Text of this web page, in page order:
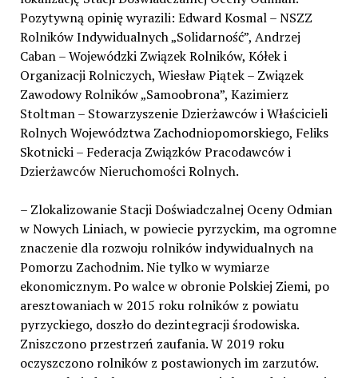
Pozytywną opinię wyrazili: Edward Kosmal – NSZZ
Rolników Indywidualnych „Solidarność”, Andrzej
Caban – Wojewódzki Związek Rolników, Kółek i
Organizacji Rolniczych, Wiesław Piątek – Związek
Zawodowy Rolników „Samoobrona”, Kazimierz
Stoltman – Stowarzyszenie Dzierżawców i Właścicieli
Rolnych Województwa Zachodniopomorskiego, Feliks
Skotnicki – Federacja Związków Pracodawców i
Dzierżawców Nieruchomości Rolnych.
– Zlokalizowanie Stacji Doświadczalnej Oceny Odmian
w Nowych Liniach, w powiecie pyrzyckim, ma ogromne
znaczenie dla rozwoju rolników indywidualnych na
Pomorzu Zachodnim. Nie tylko w wymiarze
ekonomicznym. Po walce w obronie Polskiej Ziemi, po
aresztowaniach w 2015 roku rolników z powiatu
pyrzyckiego, doszło do dezintegracji środowiska.
Zniszczono przestrzeń zaufania. W 2019 roku
oczyszczono rolników z postawionych im zarzutów.